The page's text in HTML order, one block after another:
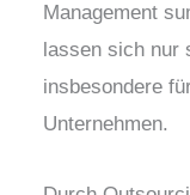
Management
lassen sich nur
insbesondere
Unternehmen.